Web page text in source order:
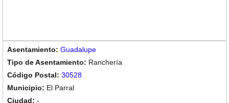
Guadalupe
Ranchería
30528
El Parral
-